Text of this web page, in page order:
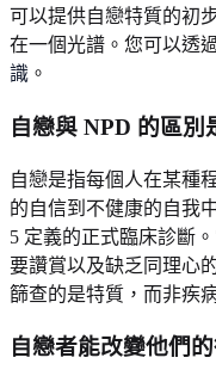
可以提供自戀特質的初
在一個光譜。您可以透
識 。
自戀與 NPD 的區別
自戀是指每個人在某種
的自信到不健康的自我
5 定義的正式臨床診斷
要讚賞以及缺乏同理心
篩查的是特質，而非疾
自戀者能改變他們